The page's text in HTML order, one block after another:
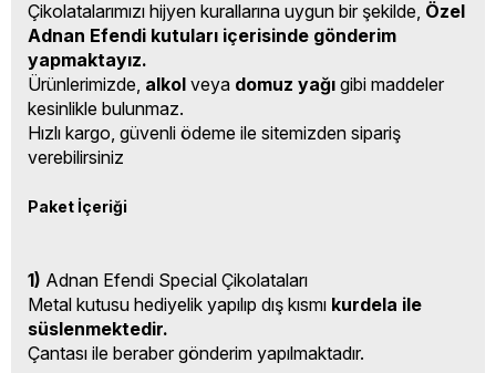
Çikolatalarımızı hijyen kurallarına uygun bir şekilde, Özel
Adnan Efendi kutuları içerisinde gönderim
yapmaktayız.
Ürünlerimizde, alkol veya domuz yağı gibi maddeler
kesinlikle bulunmaz.
Hızlı kargo, güvenli ödeme ile sitemizden sipariş
verebilirsiniz
Paket İçeriği
1) Adnan Efendi Special Çikolataları
Metal kutusu hediyelik yapılıp dış kısmı kurdela ile
süslenmektedir.
Çantası ile beraber gönderim yapılmaktadır.